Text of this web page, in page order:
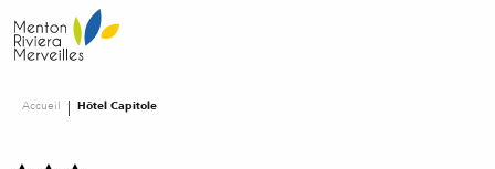
au
contenu
Accueil Hôtel Capitole